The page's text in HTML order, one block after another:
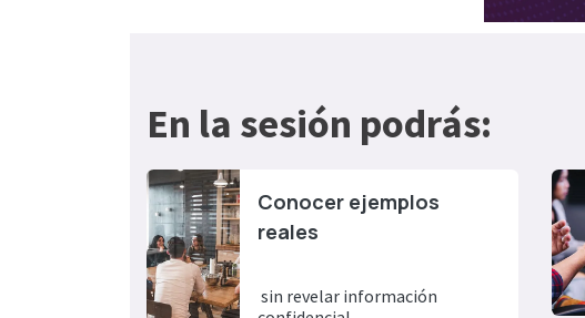
En la sesión podrás:
Conocer ejemplos
reales​
sin revelar información